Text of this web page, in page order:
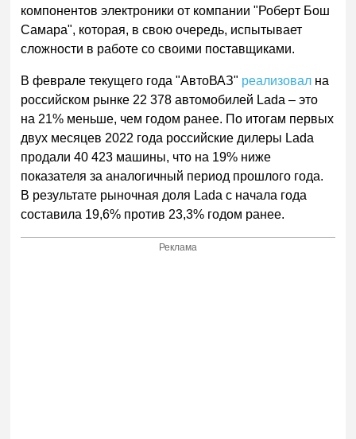
компонентов электроники от компании "Роберт Бош
Самара", которая, в свою очередь, испытывает
сложности в работе со своими поставщиками.
В феврале текущего года "АвтоВАЗ" реализовал на
российском рынке 22 378 автомобилей Lada – это
на 21% меньше, чем годом ранее. По итогам первых
двух месяцев 2022 года российские дилеры Lada
продали 40 423 машины, что на 19% ниже
показателя за аналогичный период прошлого года.
В результате рыночная доля Lada с начала года
составила 19,6% против 23,3% годом ранее.
Реклама